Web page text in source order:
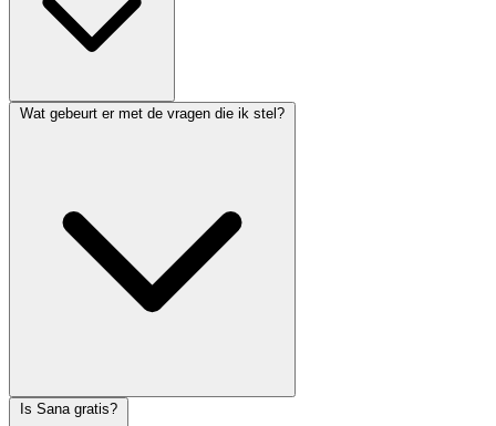
Wat gebeurt er met de vragen die ik stel?
Is Sana gratis?